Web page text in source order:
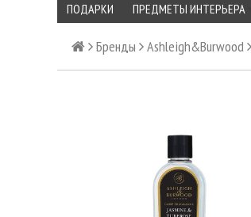
ПОДАРКИ ПРЕДМЕТЫ ИНТЕРЬЕРА
Бренды Ashleigh&Burwood